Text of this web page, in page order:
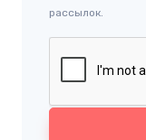
рассылок.